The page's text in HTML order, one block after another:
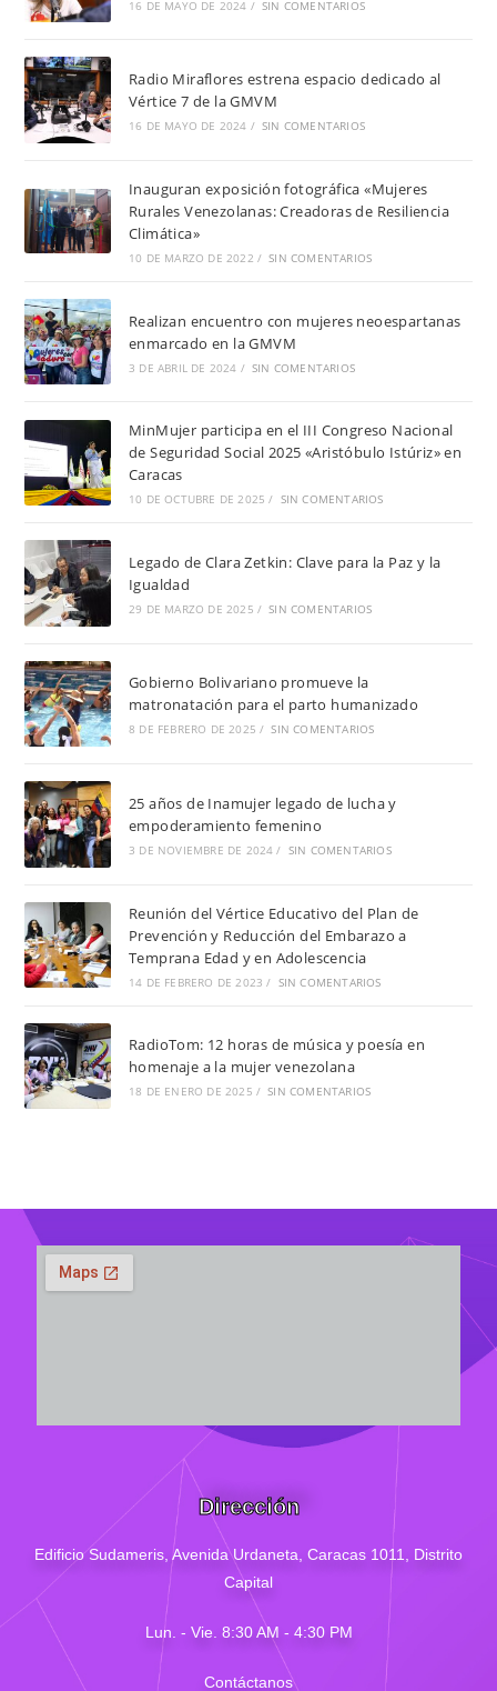
16 DE MAYO DE 2024 / SIN COMENTARIOS
Radio Miraflores estrena espacio dedicado al
Vértice 7 de la GMVM
16 DE MAYO DE 2024 / SIN COMENTARIOS
Inauguran exposición fotográfica «Mujeres
Rurales Venezolanas: Creadoras de Resiliencia
Climática»
10 DE MARZO DE 2022 / SIN COMENTARIOS
Realizan encuentro con mujeres neoespartanas
enmarcado en la GMVM
3 DE ABRIL DE 2024 / SIN COMENTARIOS
MinMujer participa en el III Congreso Nacional
de Seguridad Social 2025 «Aristóbulo Istúriz» en
Caracas
10 DE OCTUBRE DE 2025 / SIN COMENTARIOS
Legado de Clara Zetkin: Clave para la Paz y la
Igualdad
29 DE MARZO DE 2025 / SIN COMENTARIOS
Gobierno Bolivariano promueve la
matronatación para el parto humanizado
8 DE FEBRERO DE 2025 / SIN COMENTARIOS
25 años de Inamujer legado de lucha y
empoderamiento femenino
3 DE NOVIEMBRE DE 2024 / SIN COMENTARIOS
Reunión del Vértice Educativo del Plan de
Prevención y Reducción del Embarazo a
Temprana Edad y en Adolescencia
14 DE FEBRERO DE 2023 / SIN COMENTARIOS
RadioTom: 12 horas de música y poesía en
homenaje a la mujer venezolana
18 DE ENERO DE 2025 / SIN COMENTARIOS
Dirección
Edificio Sudameris, Avenida Urdaneta, Caracas 1011, Distrito
Capital
Lun. - Vie. 8:30 AM - 4:30 PM
Contáctanos